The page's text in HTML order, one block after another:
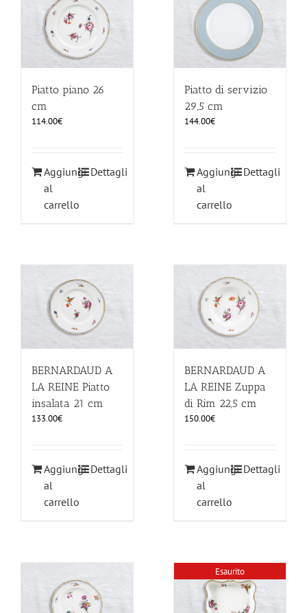
ILLUMINAZIONE
BOMBONIERE
LISTE DI NOZZE
Piatto piano 26
cm
114.00€
Aggiungi
al
carrello
Dettagli
Piatto di servizio
29,5 cm
144.00€
Aggiungi
al
carrello
Dettagli
BERNARDAUD A
LA REINE Piatto
insalata 21 cm
133.00€
Aggiungi
al
carrello
Dettagli
BERNARDAUD A
LA REINE Zuppa
di Rim 22,5 cm
150.00€
Aggiungi
al
carrello
Dettagli
Esaurito